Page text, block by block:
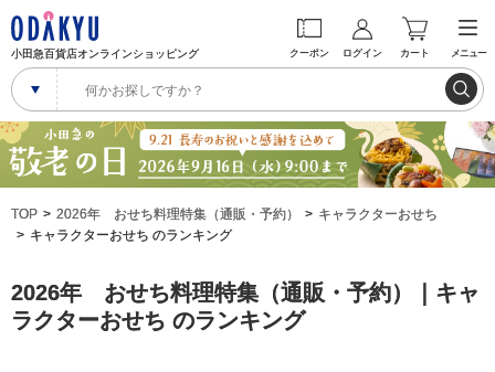
小田急百貨店オンラインショッピング クーポン ログイン カート メニュー
TOP 2026年 おせち料理特集（通販・予約）
キャラクターおせち
キャラクターおせち のランキング
2026年 おせち料理特集（通販・予約）｜キャ
ラクターおせち のランキング